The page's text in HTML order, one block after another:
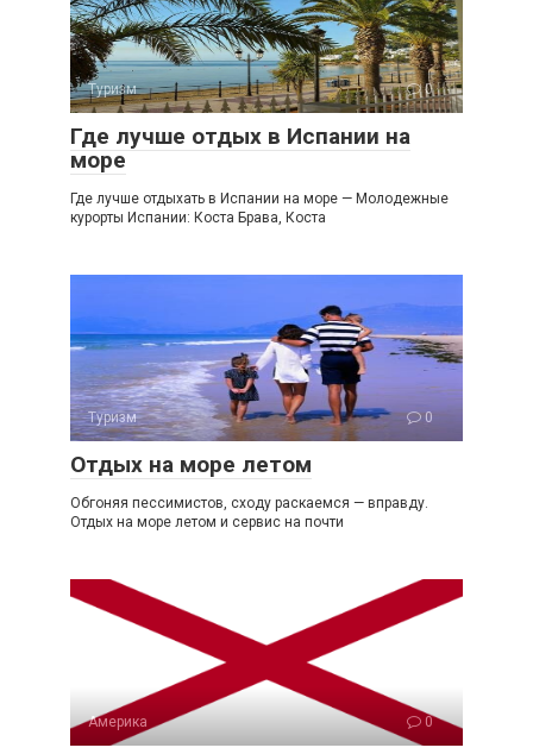
Туризм 0
Где лучше отдых в Испании на
море
Где лучше отдыхать в Испании на море — Молодежные
курорты Испании: Коста Брава, Коста
Туризм 0
Отдых на море летом
Обгоняя пессимистов, сходу раскаемся — вправду.
Отдых на море летом и сервис на почти
Америка 0